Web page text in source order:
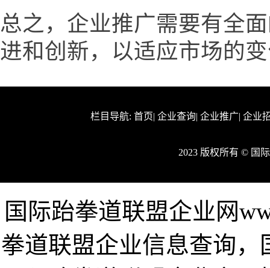
总之，企业推广需要有全
进和创新，以适应市场的
栏目导航: 首页| 企业查询| 企业推广| 企业
2023 版权所有 © 国
国际跆拳道联盟企业网
拳道联盟企业信息查询